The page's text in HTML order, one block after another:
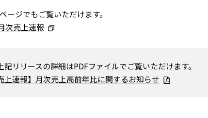
ージでもご覧いただけます。
次売上速報
リリースの詳細はPDFファイルでご覧いただけます。
上速報】月次売上高前年比に関するお知らせ